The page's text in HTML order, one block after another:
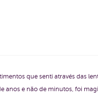
que senti através das
anos e não de minutos, foi